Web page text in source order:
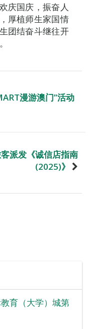
庆国庆，振奋人
厚植师生家国情
团结奋斗继往开
漫游澳门”活动
派发《诚信店指南
(2025)》
育（大学）城第